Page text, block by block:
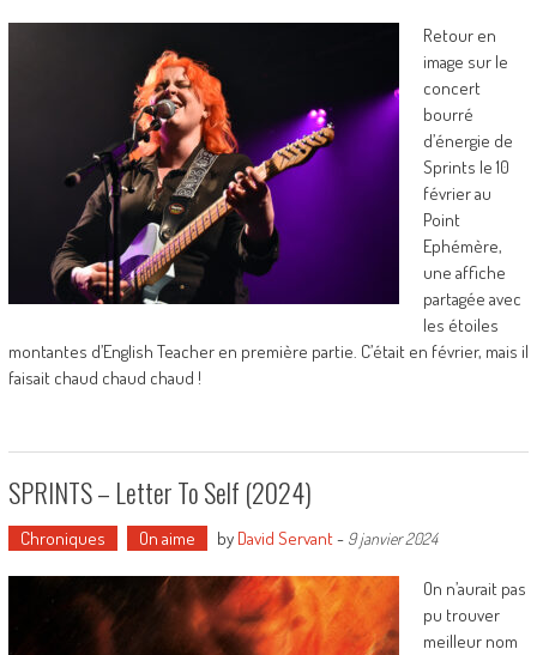
Retour en
image sur le
concert
bourré
d’énergie de
Sprints le 10
février au
Point
Ephémère,
une affiche
partagée avec
les étoiles
montantes d’English Teacher en première partie. C’était en février, mais il
faisait chaud chaud chaud !
SPRINTS – Letter To Self (2024)
Chroniques On aime by David Servant- 9 janvier 2024
On n’aurait pas
pu trouver
meilleur nom